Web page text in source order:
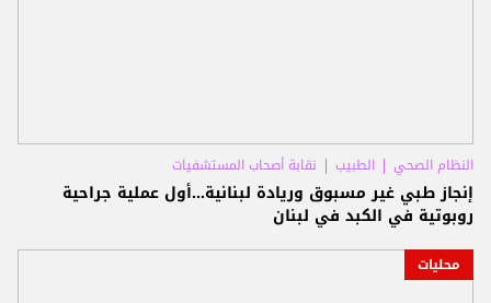
النظام الصحي الطبيب نقابة أصحاب المستشفيات
إنجاز طبي غير مسبوق وريادة لبنانية...أول عملية جراحية
روبوتية في الكبد في لبنان
محليات